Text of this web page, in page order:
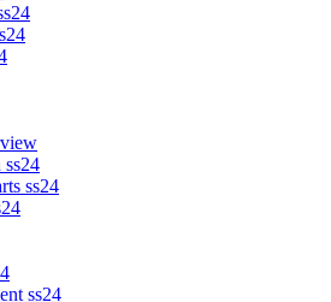
ss24
ss24
ss24